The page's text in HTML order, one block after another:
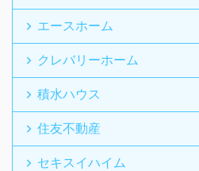
エースホーム
クレバリーホーム
積水ハウス
住友不動産
セキスイハイム